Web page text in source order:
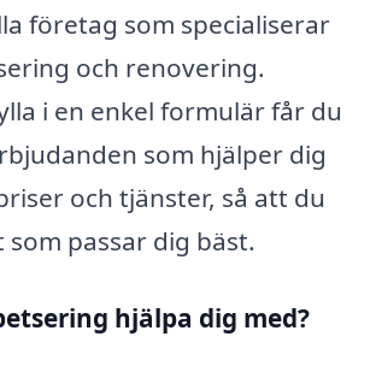
företag som specialiserar
och renovering.
i en enkel formulär får du
som hjälper dig
och tjänster, så att du
som passar dig bäst.
hjälpa dig med?